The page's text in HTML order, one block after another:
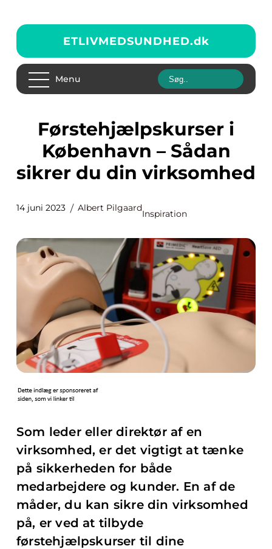
ETLIVMEDSUNDHED.dk
Menu
Førstehjælpskurser i
København – Sådan
sikrer du din virksomhed
14 juni 2023 Albert Pilgaard
Inspiration
Som leder eller direktør af en
virksomhed, er det vigtigt at tænke
på sikkerheden for både
medarbejdere og kunder. En af de
måder, du kan sikre din virksomhed
på, er ved at tilbyde
førstehjælpskurser til dine